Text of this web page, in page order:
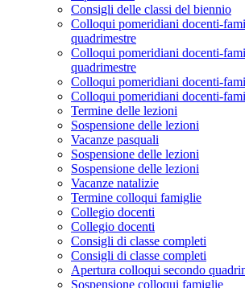
Consigli delle classi del biennio
Colloqui pomeridiani docenti-
quadrimestre
Colloqui pomeridiani docenti-
quadrimestre
Colloqui pomeridiani docenti-
Colloqui pomeridiani docenti-
Termine delle lezioni
Sospensione delle lezioni
Vacanze pasquali
Sospensione delle lezioni
Sospensione delle lezioni
Vacanze natalizie
Termine colloqui famiglie
Collegio docenti
Collegio docenti
Consigli di classe completi
Consigli di classe completi
Apertura colloqui secondo
Sospensione colloqui famiglie